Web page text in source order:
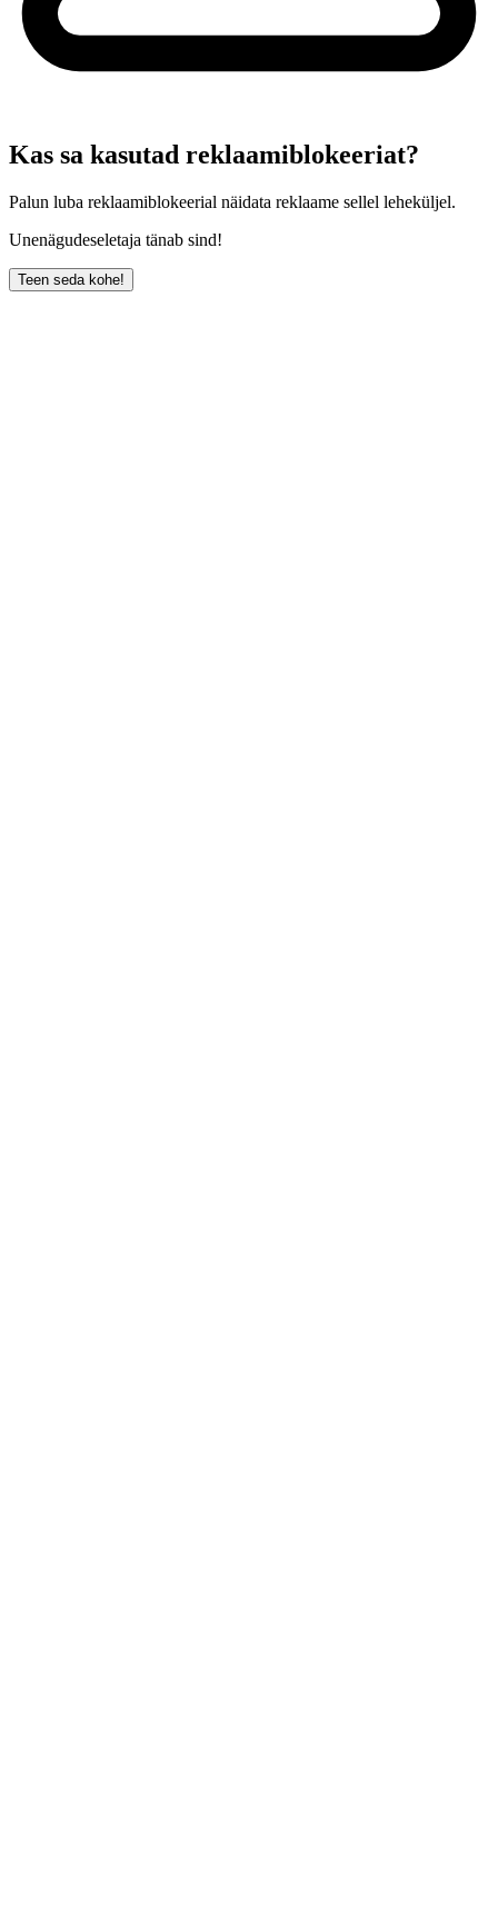
Kas sa kasutad reklaamiblokeeriat?
Palun luba reklaamiblokeerial näidata reklaame sellel leheküljel.
Unenägudeseletaja tänab sind!
Teen seda kohe!